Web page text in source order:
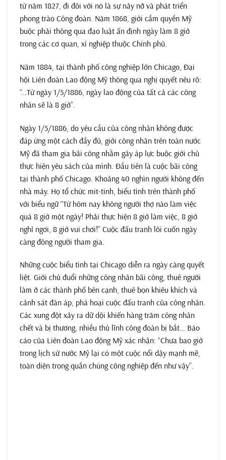
từ năm 1827, đi đôi với nó là sự nảy nở và phát triển
phong trào Công đoàn. Năm 1868, giới cầm quyền Mỹ
buộc phải thông qua đạo luật ấn định ngày làm 8 giờ
trong các cơ quan, xí nghiệp thuộc Chính phủ.
Năm 1884, tại thành phố công nghiệp lớn Chicago, Đại
hội Liên đoàn Lao động Mỹ thông qua nghị quyết nêu rõ:
“…Từ ngày 1/5/1886, ngày lao động của tất cả các công
nhân sẽ là 8 giờ”.
Ngày 1/5/1886, do yêu cầu của công nhân không được
đáp ứng một cách đầy đủ, giới công nhân trên toàn nước
Mỹ đã tham gia bãi công nhằm gây áp lực buộc giới chủ
thực hiện yêu sách của mình. Đầu tiên là cuộc bãi công
tại thành phố Chicago. Khoảng 40 nghìn người không đến
nhà máy. Họ tổ chức mit-tinh, biểu tình trên thành phố
với biểu ngữ “Từ hôm nay không người thợ nào làm việc
quá 8 giờ một ngày! Phải thực hiện 8 giờ làm việc, 8 giờ
nghỉ ngơi, 8 giờ vui chơi!” Cuộc đấu tranh lôi cuốn ngày
càng đông người tham gia.
Những cuộc biểu tình tại Chicago diễn ra ngày càng quyết
liệt. Giới chủ đuổi những công nhân bãi công, thuê người
làm ở các thành phố bên cạnh, thuê bọn khiêu khích và
cảnh sát đàn áp, phá hoại cuộc đấu tranh của công nhân.
Các xung đột xảy ra dữ dội khiến hàng trăm công nhân
chết và bị thương, nhiều thủ lĩnh công đoàn bị bắt… Báo
cáo của Liên đoàn Lao động Mỹ xác nhận: “Chưa bao giờ
trong lịch sử nước Mỹ lại có một cuộc nổi dậy mạnh mẽ,
toàn diện trong quần chúng công nghiệp đến như vậy”.